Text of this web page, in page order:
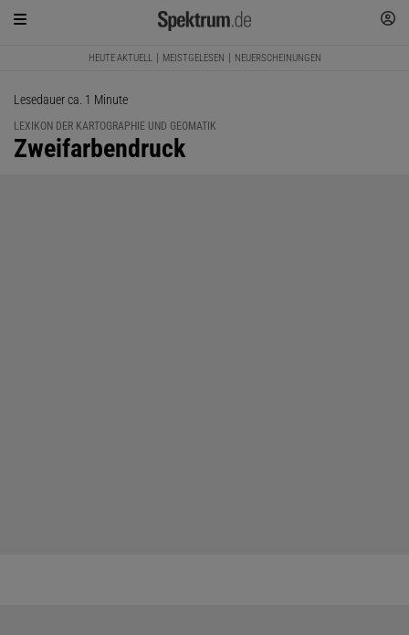
HEUTE AKTUELL MEISTGELESEN NEUERSCHEINUNGEN
Lesedauer ca. 1 Minute
LEXIKON DER KARTOGRAPHIE UND GEOMATIK
:
Zweifarbendruck